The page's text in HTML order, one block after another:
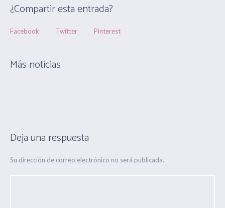
¿Compartir esta entrada?
Facebook Twitter Pinterest
Más noticias
Deja una respuesta
Su dirección de correo electrónico no será publicada.